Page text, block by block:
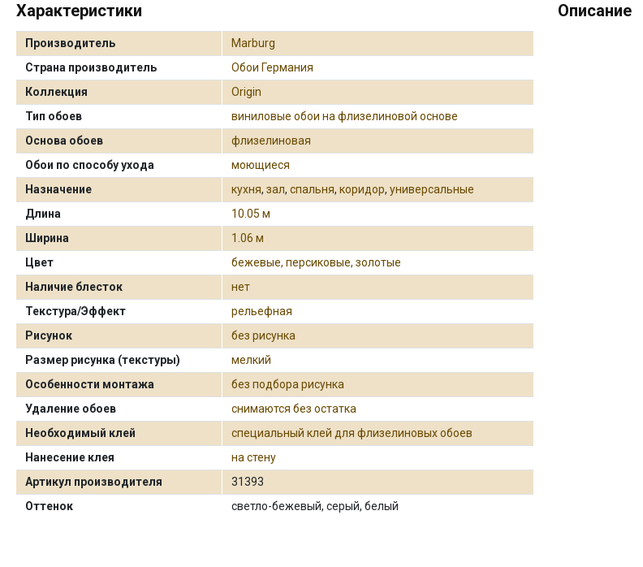
Характеристики
Производитель
Marburg
Страна производитель
Обои Германия
Коллекция
Origin
Тип обоев
виниловые обои на флизелиновой основе
Основа обоев
флизелиновая
Обои по способу ухода
моющиеся
Назначение
кухня,зал,спальня,коридор,универсальные
Длина
10.05 м
Ширина
1.06 м
Цвет
бежевые, персиковые, золотые
Наличие блесток
нет
Текстура/Эффект
рельефная
Рисунок
без рисунка
Размер рисунка (текстуры)
мелкий
Особенности монтажа
без подбора рисунка
Удаление обоев
снимаются без остатка
Необходимый клей
специальный клей для флизелиновых обоев
Нанесение клея
на стену
Артикул производителя
31393
Оттенок
светло-бежевый, серый, белый
Описание